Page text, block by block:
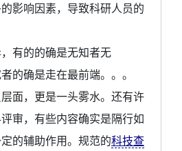
影响因素，导致科研人员的
有的的确是无知者无
的确是走在最前端。。。
面，更是一头雾水。还有许
审，有些内容确实是隔行如
的辅助作用。规范的科技查